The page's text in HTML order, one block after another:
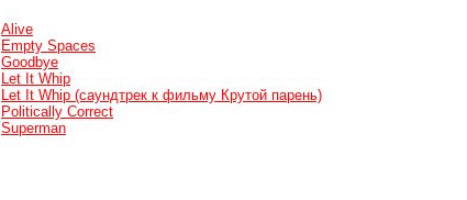
Alive
Empty Spaces
Goodbye
Let It Whip
Let It Whip (саундтрек к фильму Крутой парень)
Politically Correct
Superman